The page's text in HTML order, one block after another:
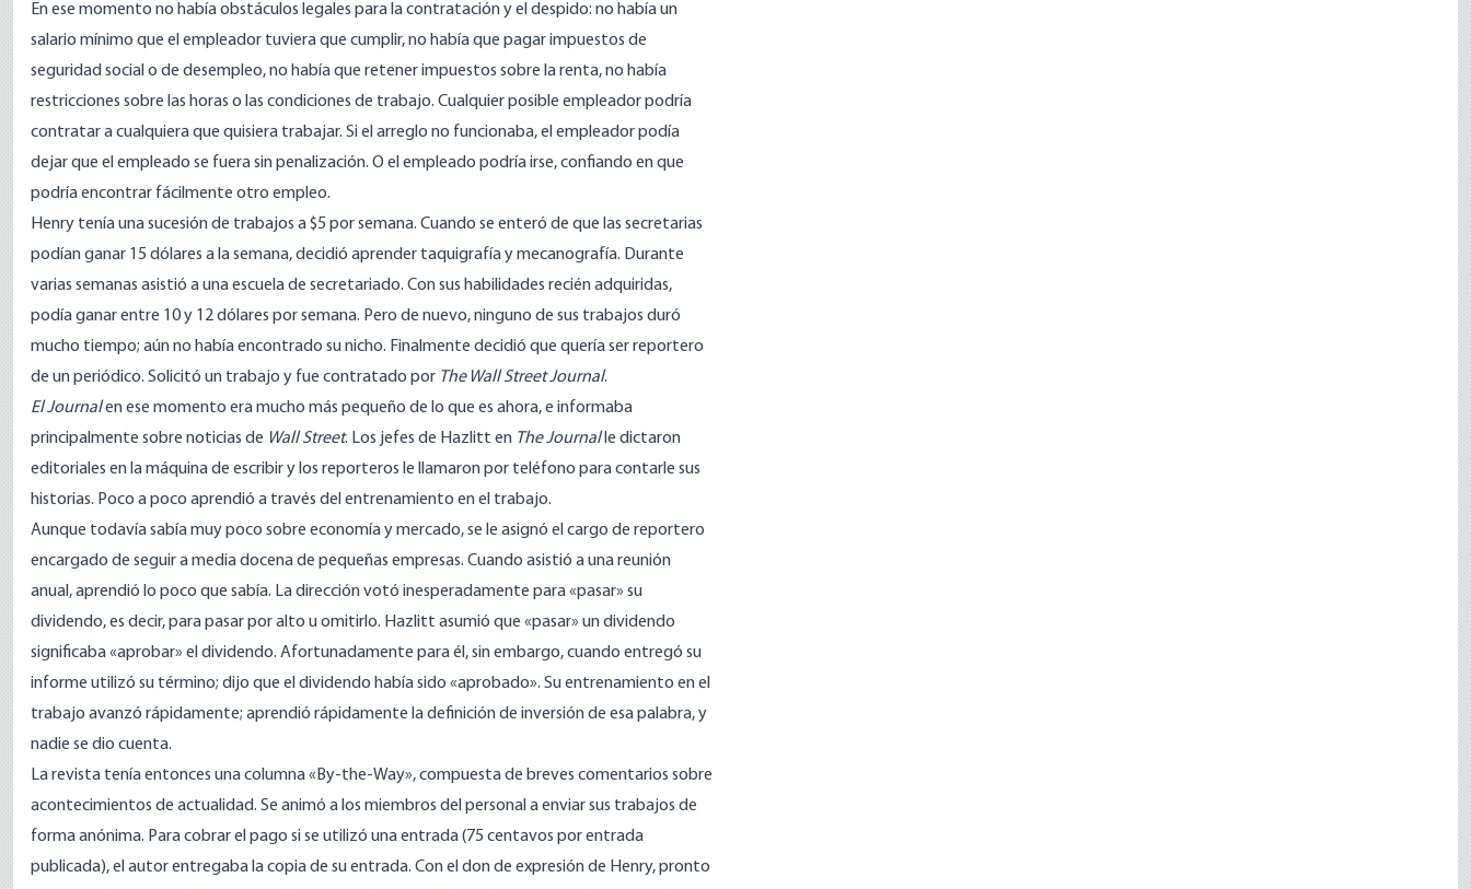
En ese momento no había obstáculos legales para la contratación y el despido: no había un
salario mínimo que el empleador tuviera que cumplir, no había que pagar impuestos de
seguridad social o de desempleo, no había que retener impuestos sobre la renta, no había
restricciones sobre las horas o las condiciones de trabajo. Cualquier posible empleador podría
contratar a cualquiera que quisiera trabajar. Si el arreglo no funcionaba, el empleador podía
dejar que el empleado se fuera sin penalización. O el empleado podría irse, confiando en que
podría encontrar fácilmente otro empleo.
Henry tenía una sucesión de trabajos a $5 por semana. Cuando se enteró de que las secretarias
podían ganar 15 dólares a la semana, decidió aprender taquigrafía y mecanografía. Durante
varias semanas asistió a una escuela de secretariado. Con sus habilidades recién adquiridas,
podía ganar entre 10 y 12 dólares por semana. Pero de nuevo, ninguno de sus trabajos duró
mucho tiempo; aún no había encontrado su nicho. Finalmente decidió que quería ser reportero
de un periódico. Solicitó un trabajo y fue contratado por The Wall Street Journal.
El Journalen ese momento era mucho más pequeño de lo que es ahora, e informaba
principalmente sobre noticias de Wall Street. Los jefes de Hazlitt en The Journalle dictaron
editoriales en la máquina de escribir y los reporteros le llamaron por teléfono para contarle sus
historias. Poco a poco aprendió a través del entrenamiento en el trabajo.
Aunque todavía sabía muy poco sobre economía y mercado, se le asignó el cargo de reportero
encargado de seguir a media docena de pequeñas empresas. Cuando asistió a una reunión
anual, aprendió lo poco que sabía. La dirección votó inesperadamente para «pasar» su
dividendo, es decir, para pasar por alto u omitirlo. Hazlitt asumió que «pasar» un dividendo
significaba «aprobar» el dividendo. Afortunadamente para él, sin embargo, cuando entregó su
informe utilizó su término; dijo que el dividendo había sido «aprobado». Su entrenamiento en el
trabajo avanzó rápidamente; aprendió rápidamente la definición de inversión de esa palabra, y
nadie se dio cuenta.
La revista tenía entonces una columna «By-the-Way», compuesta de breves comentarios sobre
acontecimientos de actualidad. Se animó a los miembros del personal a enviar sus trabajos de
forma anónima. Para cobrar el pago si se utilizó una entrada (75 centavos por entrada
publicada), el autor entregaba la copia de su entrada. Con el don de expresión de Henry, pronto